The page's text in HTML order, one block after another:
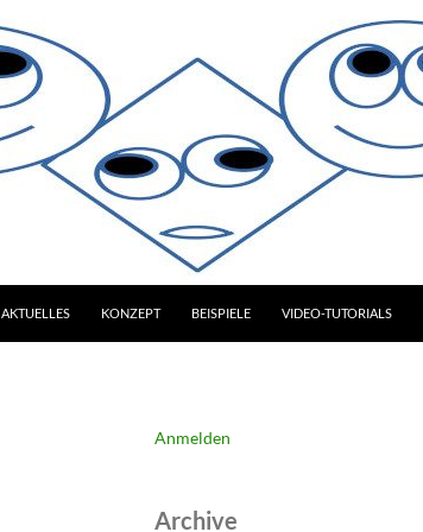
AKTUELLES KONZEPT BEISPIELE VIDEO-TUTORIALS
Anmelden
Archive